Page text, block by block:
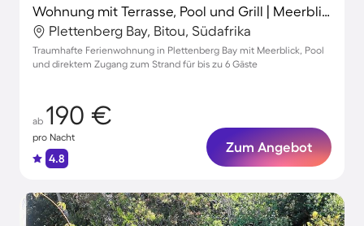
Wohnung mit Terrasse, Pool und Grill | Meerblick
Plettenberg Bay, Bitou, Südafrika
Traumhafte Ferienwohnung in Plettenberg Bay mit Meerblick, Pool
und direktem Zugang zum Strand für bis zu 6 Gäste
ab 190 €
pro Nacht
4.8
Zum Angebot